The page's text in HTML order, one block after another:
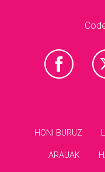
HONI BURUZ
ARAUAK